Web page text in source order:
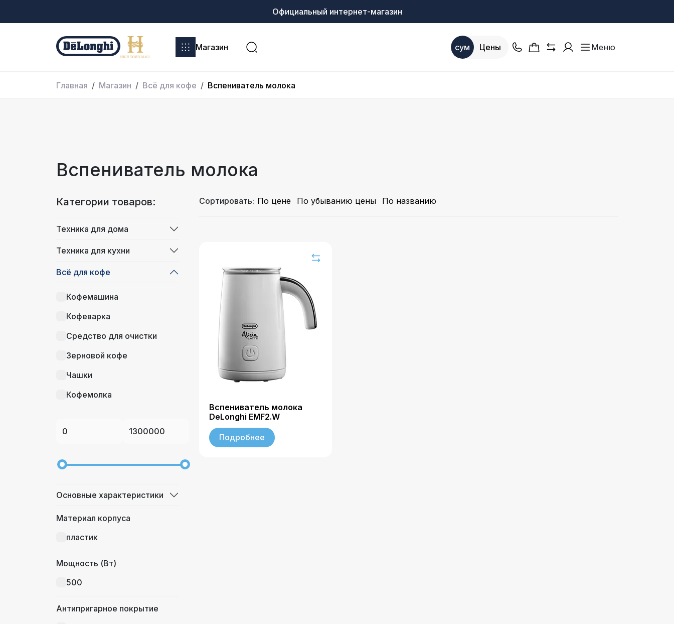
Официальный интернет-магазин
Магазин сум Цены Меню
Главная Магазин Всё для кофе Вспениватель молока
Вспениватель молока
Категории товаров:
Техника для дома
Техника для кухни
Всё для кофе
Кофемашина
Кофеварка
Средство для очистки
Зерновой кофе
Чашки
Кофемолка
Узел подачи воды
нержавеющей стали
Термокружка
Вспениватель молока
Основные характеристики
Материал корпуса
пластик
Мощность (Вт)
500
Антипригарное покрытие
Сортировать: По цене По убыванию цены По названию
Вспениватель молока
DeLonghi EMF2.W
Подробнее